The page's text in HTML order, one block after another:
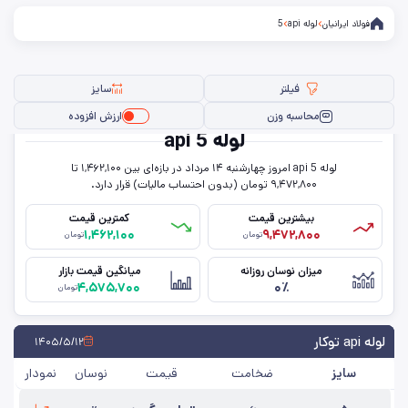
فولاد ایرانیان لوله api 5
سایز
ضخامت
فیلتر
سایز
محاسبه وزن
ارزش افزوده
لوله api 5
لوله api 5 امروز چهار‌شنبه ۱۴ مرداد در بازه‌ای بین ۱,۴۶۲,۱۰۰ تا
۹,۴۷۲,۸۰۰ تومان (بدون احتساب مالیات) قرار دارد.
بیشترین قیمت
۹,۴۷۲,۸۰۰تومان
کمترین قیمت
۱,۴۶۲,۱۰۰تومان
میزان نوسان روزانه
۰٪
میانگین قیمت بازار
۴,۵۷۵,۷۰۰تومان
لوله api توکار ۱۴۰۵/۵/۱۲
سایز ضخامت قیمت نوسان نمودار